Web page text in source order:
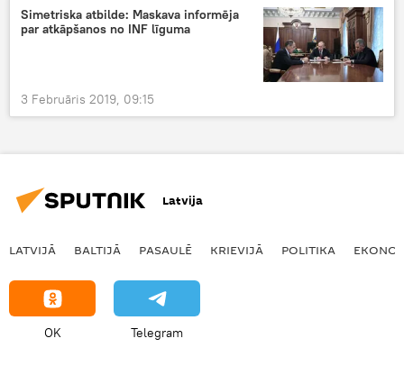
Simetriska atbilde: Maskava informēja
par atkāpšanos no INF līguma
3 Februāris 2019, 09:15
Latvija
LATVIJĀ BALTIJĀ PASAULĒ KRIEVIJĀ POLITIKA
OK Telegram